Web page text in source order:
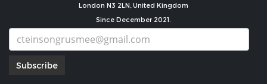
London N3 2LN, United Kingdom
Since December 2021.
Subscribe